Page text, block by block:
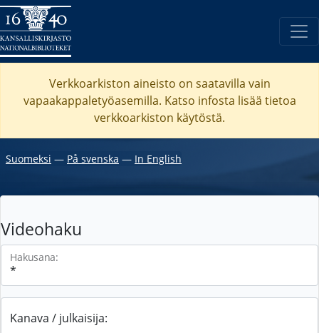
Verkkoarkiston aineisto on saatavilla vain
vapaakappaletyöasemilla. Katso infosta lisää tietoa
verkkoarkiston käytöstä.
Suomeksi ― På svenska ― In English
Videohaku
Hakusana:
Kanava / julkaisija: